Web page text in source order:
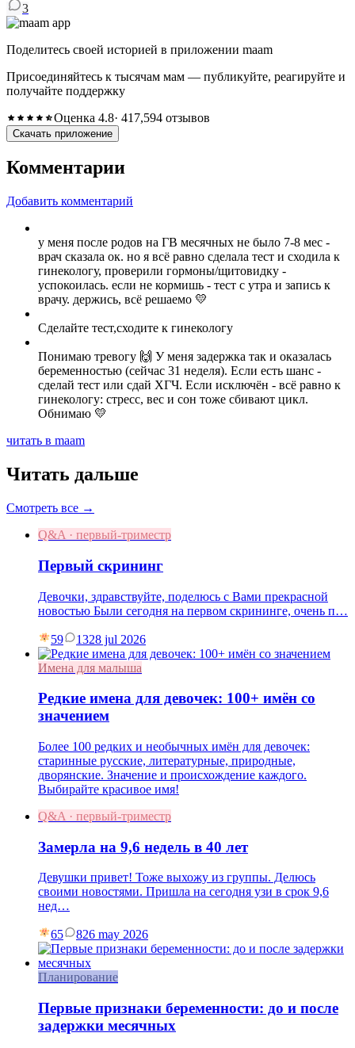
3
Поделитесь своей историей в приложении maam
Присоединяйтесь к тысячам мам — публикуйте, реагируйте и
получайте поддержку
Оценка 4.8· 417,594 отзывов
Скачать приложение
Комментарии
Добавить комментарий
у меня после родов на ГВ месячных не было 7-8 мес -
врач сказала ок. но я всё равно сделала тест и сходила к
гинекологу, проверили гормоны/щитовидку -
успокоилась. если не кормишь - тест с утра и запись к
врачу. держись, всё решаемо 💛
Сделайте тест,сходите к гинекологу
Понимаю тревогу 🙌 У меня задержка так и оказалась
беременностью (сейчас 31 неделя). Если есть шанс -
сделай тест или сдай ХГЧ. Если исключён - всё равно к
гинекологу: стресс, вес и сон тоже сбивают цикл.
Обнимаю 💛
читать в maam
Читать дальше
Смотреть все →
Q&A · первый-триместр
Первый скрининг
Девочки, здравствуйте, поделюсь с Вами прекрасной
новостью Были сегодня на первом скрининге, очень п…
59 1328 jul 2026
Имена для малыша
Редкие имена для девочек: 100+ имён со
значением
Более 100 редких и необычных имён для девочек:
старинные русские, литературные, природные,
дворянские. Значение и происхождение каждого.
Выбирайте красивое имя!
Q&A · первый-триместр
Замерла на 9,6 недель в 40 лет
Девушки привет! Тоже выхожу из группы. Делюсь
своими новостями. Пришла на сегодня узи в срок 9,6
нед…
65 826 may 2026
Планирование
Первые признаки беременности: до и после
задержки месячных